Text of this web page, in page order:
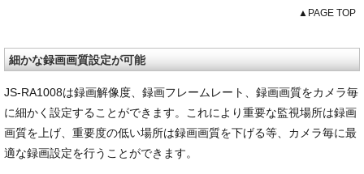
▲PAGE TOP
細かな録画画質設定が可能
JS-RA1008は録画解像度、録画フレームレート、録画画質をカメラ毎
に細かく設定することができます。これにより重要な監視場所は録画
画質を上げ、重要度の低い場所は録画画質を下げる等、カメラ毎に最
適な録画設定を行うことができます。